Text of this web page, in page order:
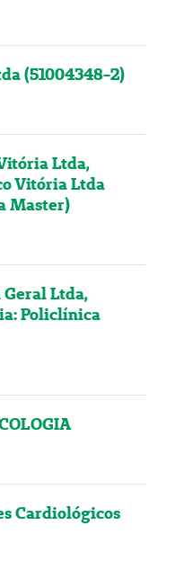
(51004348-2)
Ltda,
Vitória Ltda
Master)
Ltda,
Policlínica
Cardiológicos